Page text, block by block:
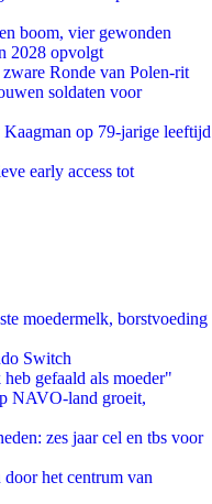
boom, vier gewonden
2028 opvolgt
Ronde van Polen-rit
soldaten voor
op 79-jarige leeftijd
early access tot
moedermelk, borstvoeding
Switch
gefaald als moeder"
NAVO-land groeit,
zes jaar cel en tbs voor
het centrum van